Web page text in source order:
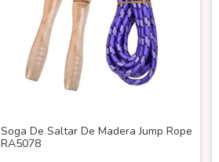
Soga De Saltar De Madera Jump Rope
RA5078